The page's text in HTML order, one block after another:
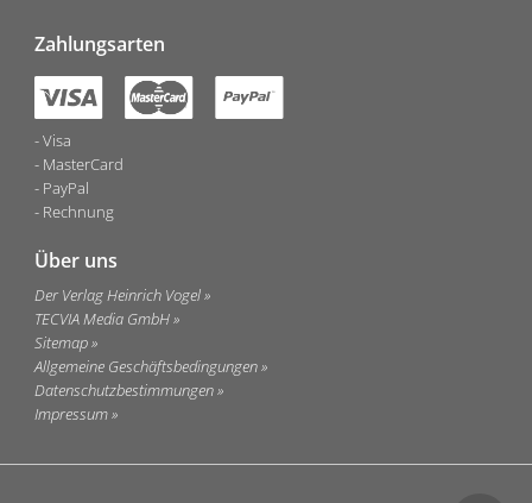
Zahlungsarten
Visa
MasterCard
PayPal
Rechnung
Über uns
Der Verlag Heinrich Vogel
TECVIA Media GmbH
Sitemap
Allgemeine Geschäftsbedingungen
Datenschutzbestimmungen
Impressum